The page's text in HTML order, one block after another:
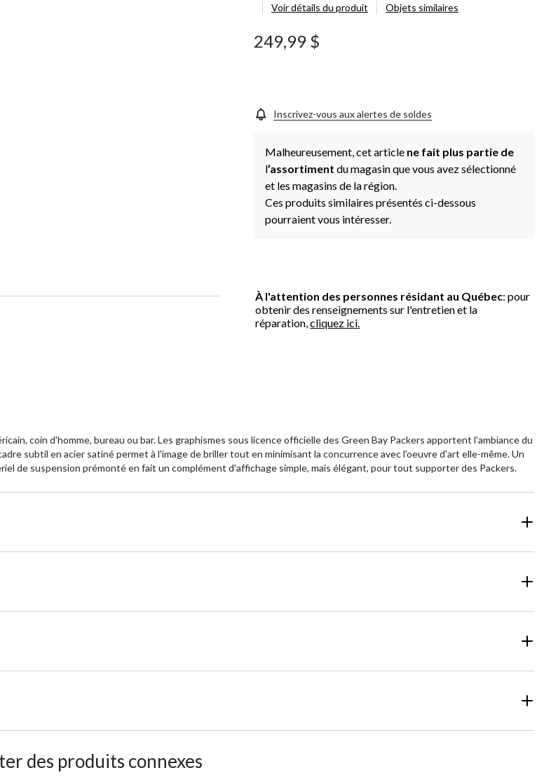
Voir détails du produit
Objets similaires
249,99 $
Inscrivez-vous aux alertes de soldes
Malheureusement, cet article ne fait plus partie de
l’assortiment du magasin que vous avez sélectionné
et les magasins de la région.
Ces produits similaires présentés ci-dessous
pourraient vous intéresser.
À l'attention des personnes résidant au Québec: pour
obtenir des renseignements sur l'entretien et la
réparation,cliquez ici.
coin d'homme, bureau ou bar. Les graphismes sous licence officielle des Green Bay Packers apportent l'ambiance du
subtil en acier satiné permet à l'image de briller tout en minimisant la concurrence avec l'oeuvre d'art elle-même. Un
de suspension prémonté en fait un complément d'affichage simple, mais élégant, pour tout supporter des Packers.
des produits connexes